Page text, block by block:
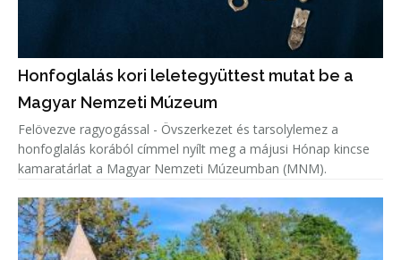
Honfoglalás kori leletegyüttest mutat be a
Magyar Nemzeti Múzeum
Felövezve ragyogással - Övszerkezet és tarsolylemez a
honfoglalás korából címmel nyílt meg a májusi Hónap kincse
kamaratárlat a Magyar Nemzeti Múzeumban (MNM).